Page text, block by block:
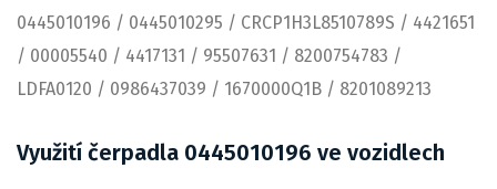
0445010196 / 0445010295 / CRCP1H3L8510789S / 4421651
/ 00005540 / 4417131 / 95507631 / 8200754783 /
LDFA0120 / 0986437039 / 1670000Q1B / 8201089213
Využití čerpadla 0445010196 ve vozidlech